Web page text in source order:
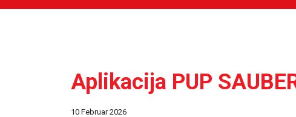
Aplikacija PUP
10 Februar 2026